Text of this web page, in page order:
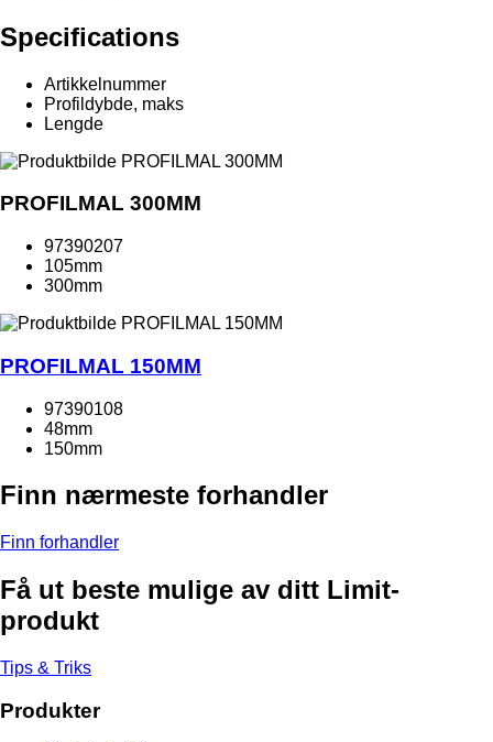
Specifications
Artikkelnummer
Profildybde, maks
Lengde
PROFILMAL 300MM
97390207
105mm
300mm
PROFILMAL 150MM
97390108
48mm
150mm
Finn nærmeste forhandler
Finn forhandler
Få ut beste mulige av ditt Limit-
produkt
Tips & Triks
Produkter